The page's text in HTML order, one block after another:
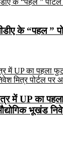
के “पहल ”
में UP का
भूखंड